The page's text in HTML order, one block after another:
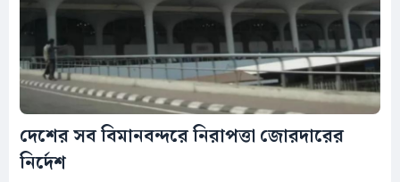
দেশের সব বিমানবন্দরে নিরাপত্তা জোরদারের
নির্দেশ